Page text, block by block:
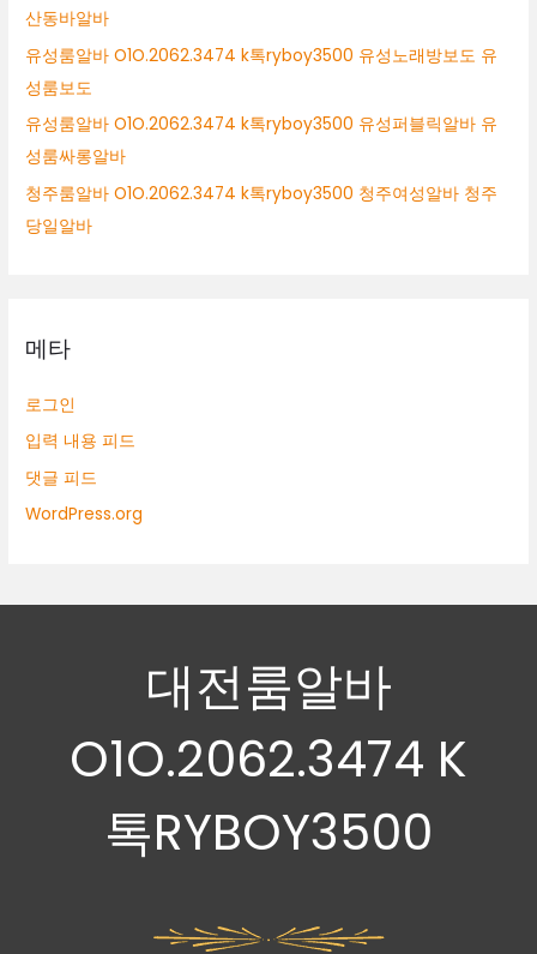
산동바알바
유성룸알바 O1O.2062.3474 k톡ryboy3500 유성노래방보도 유
성룸보도
유성룸알바 O1O.2062.3474 k톡ryboy3500 유성퍼블릭알바 유
성룸싸롱알바
청주룸알바 O1O.2062.3474 k톡ryboy3500 청주여성알바 청주
당일알바
메타
로그인
입력 내용 피드
댓글 피드
WordPress.org
대전룸알바
O1O.2062.3474 K
톡RYBOY3500